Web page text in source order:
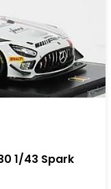
1/43 Spark